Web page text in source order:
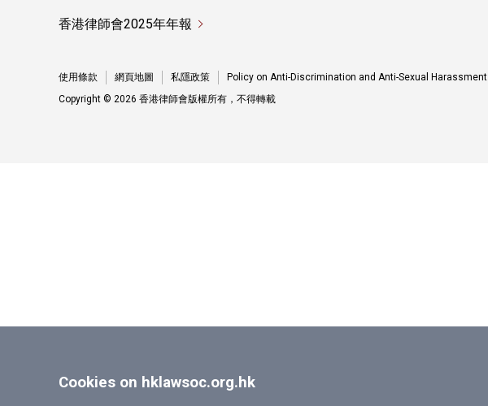
Cookies on hklawsoc.org.hk
香港律師會2025年年報
使用條款 網頁地圖 私隱政策
Policy on Anti-Discrimination and Anti-Sexual Harassment
Copyright © 2026 香港律師會版權所有，不得轉載